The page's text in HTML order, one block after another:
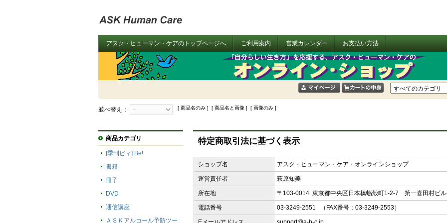
アスク・ヒューマン・ケアのトップページへ ご利用案内 営業カレンダー お支払い方法
並べ替え： [ 商品名のみ ] [ 商品名と画像 ] [ 画像のみ ]
特定商取引法に基づく表示
ショップ名 アスク・ヒューマン・ケア・オンラインショップ
運営責任者 萩原知美
所在地 〒103-0014 東京都中央区日本橋蛎殻町1-2-7 第一喜田村ビ
電話番号 03-3249-2551 （FAX番号：03-3249-2553）
商品カテゴリ
[季刊ビィ] Be!
書籍
冊子
DVD
通信講座
ＡＳＫアルコール予防ツー